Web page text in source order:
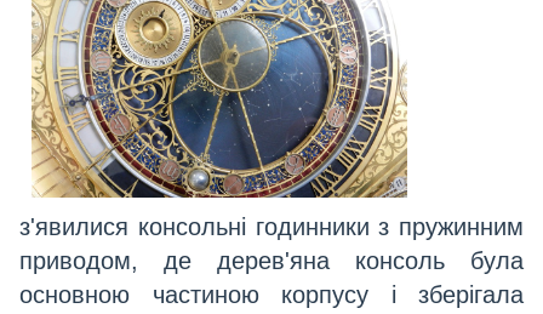
з'явилися консольні годинники з пружинним
приводом, де дерев'яна консоль була
основною частиною корпусу і зберігала